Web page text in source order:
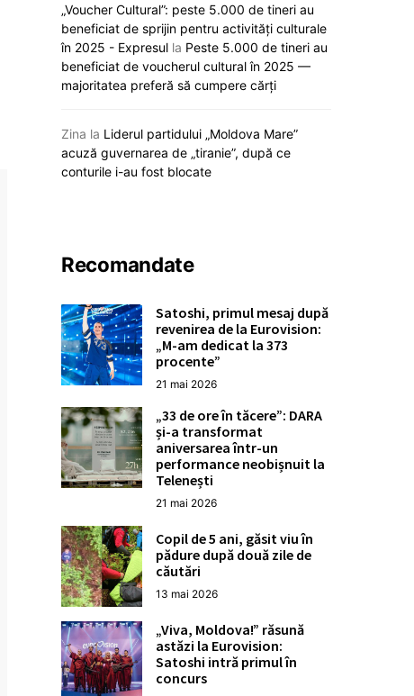
„Viva, Moldova!” răsună astăzi la
Eurovision: Satoshi intră primul în
concurs
12 mai 2026
Noi reguli de
universități. Ce
„Voucher Cultural”: peste 5.000 de tineri au
beneficiat de sprijin pentru activități culturale
în 2025 - Expresul la Peste 5.000 de tineri au
beneficiat de voucherul cultural în 2025 —
majoritatea preferă să cumpere cărți
Zina la Liderul partidului „Moldova Mare”
acuză guvernarea de „tiranie”, după ce
conturile i-au fost blocate
Recomandate
Satoshi, primul mesaj după
revenirea de la Eurovision:
„M-am dedicat la 373
procente”
21 mai 2026
„33 de ore în tăcere”: DARA
și-a transformat
aniversarea într-un
performance neobișnuit la
Telenești
21 mai 2026
Copil de 5 ani, găsit viu în
pădure după două zile de
căutări
13 mai 2026
„Viva, Moldova!” răsună
astăzi la Eurovision:
Satoshi intră primul în
concurs